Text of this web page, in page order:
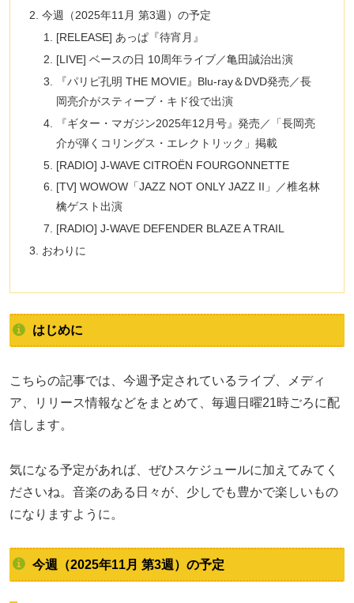
今週（2025年11月 第3週）の予定
[RELEASE] あっぱ『待宵月』
[LIVE] ベースの日 10周年ライブ／亀田誠治出演
『パリピ孔明 THE MOVIE』Blu-ray＆DVD発売／長
岡亮介がスティーブ・キド役で出演
『ギター・マガジン2025年12月号』発売／「長岡亮
介が弾くコリングス・エレクトリック」掲載
[RADIO] J-WAVE CITROËN FOURGONNETTE
[TV] WOWOW「JAZZ NOT ONLY JAZZ II」／椎名林
檎ゲスト出演
[RADIO] J-WAVE DEFENDER BLAZE A TRAIL
おわりに
はじめに
こちらの記事では、今週予定されているライブ、メディ
ア、リリース情報などをまとめて、毎週日曜21時ごろに配
信します。
気になる予定があれば、ぜひスケジュールに加えてみてく
ださいね。音楽のある日々が、少しでも豊かで楽しいもの
になりますように。
今週（2025年11月 第3週）の予定